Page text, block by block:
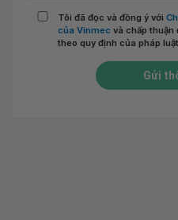
Tôi đã đọc và đồng ý với
của Vinmec và chấp thuận
theo quy định của pháp
Gửi